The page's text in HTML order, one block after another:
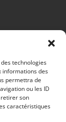
technologies
informations des
permettra de
ou les ID
retirer son
caractéristiques